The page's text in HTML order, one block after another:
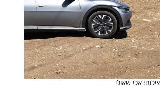
צילום: אלי שאולי